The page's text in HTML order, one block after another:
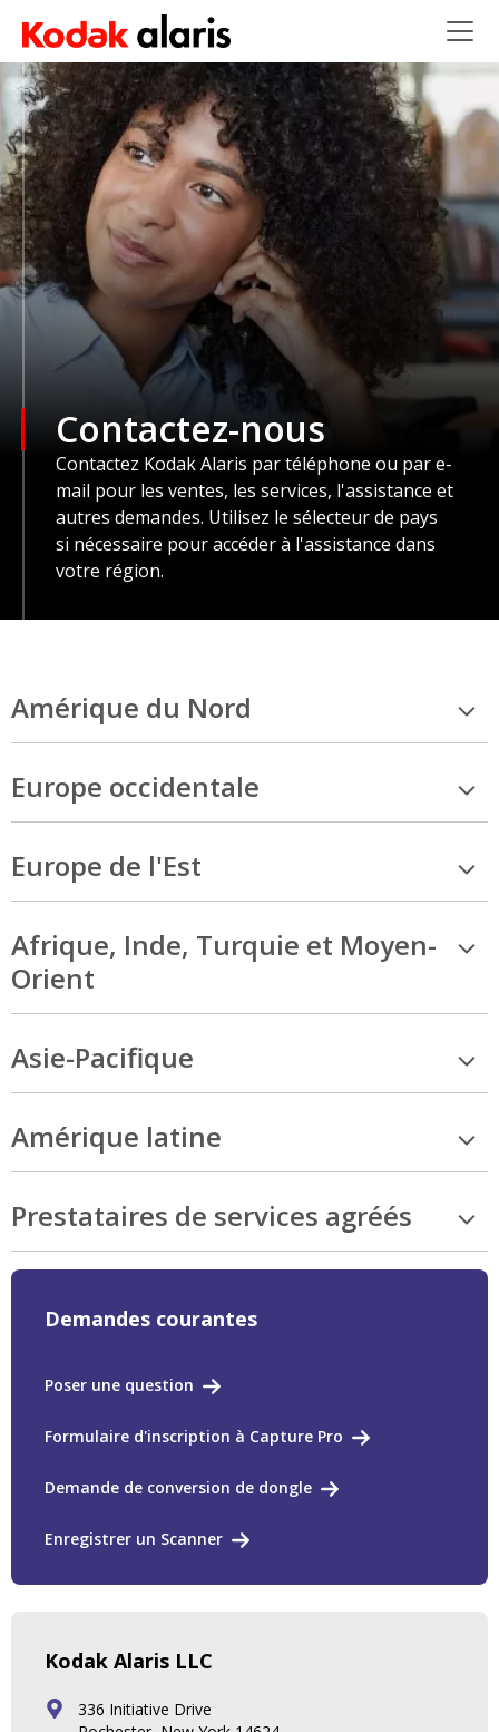
Skip to main content
Contactez-nous
Contactez Kodak Alaris par téléphone ou par e-
mail pour les ventes, les services, l'assistance et
autres demandes. Utilisez le sélecteur de pays
si nécessaire pour accéder à l'assistance dans
votre région.
Amérique du Nord
Europe occidentale
Europe de l'Est
Afrique, Inde, Turquie et Moyen-
Orient
Asie-Pacifique
Amérique latine
Prestataires de services agréés
Demandes courantes
Poser une question
Formulaire d'inscription à Capture Pro
Demande de conversion de dongle
Enregistrer un Scanner
Kodak Alaris LLC
336 Initiative Drive